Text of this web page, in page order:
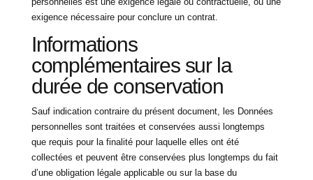
exigence nécessaire pour conclure un contrat.
Informations
complémentaires sur la
durée de conservation
Sauf indication contraire du présent document, les Données
personnelles sont traitées et conservées aussi longtemps
que requis pour la finalité pour laquelle elles ont été
collectées et peuvent être conservées plus longtemps du fait
d’une obligation légale applicable ou sur la base du